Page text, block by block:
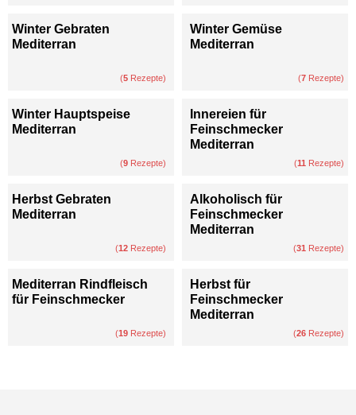
Winter Gebraten
Mediterran
(5 Rezepte)
Winter Gemüse
Mediterran
(7 Rezepte)
Winter Hauptspeise
Mediterran
(9 Rezepte)
Innereien für
Feinschmecker
Mediterran
(11 Rezepte)
Herbst Gebraten
Mediterran
(12 Rezepte)
Alkoholisch für
Feinschmecker
Mediterran
(31 Rezepte)
Mediterran Rindfleisch
für Feinschmecker
(19 Rezepte)
Herbst für
Feinschmecker
Mediterran
(26 Rezepte)